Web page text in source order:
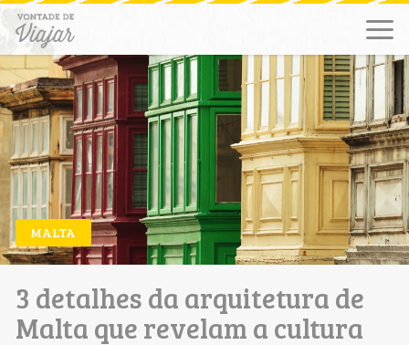
MALTA
3 detalhes da arquitetura de
Malta que revelam a cultura